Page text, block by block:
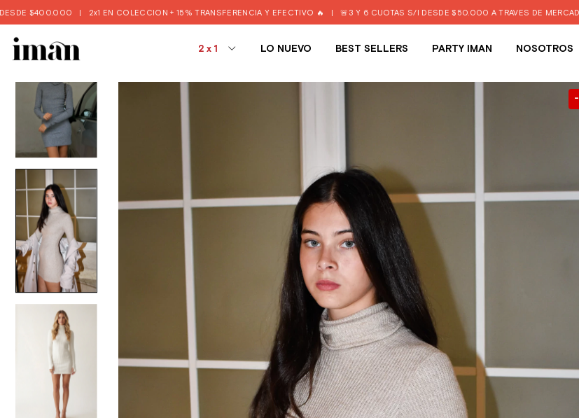
| 2x1 EN COLECCION + 15% TRANSFERENCIA Y EFECTIVO 🔥 🚨3 Y 6 CUOTAS S/I DESDE $50.000 A TRAVÉS DE MERCADO PAGO 🚨 |
2x1 LO NUEVO BEST SELLERS PARTY IMAN NOSOTROS